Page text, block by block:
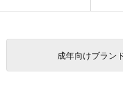
成年向けブラン